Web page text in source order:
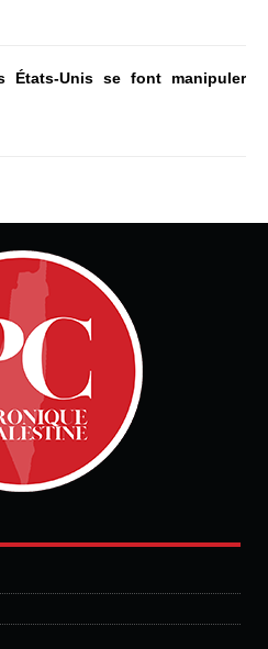
États-Unis se font manipuler